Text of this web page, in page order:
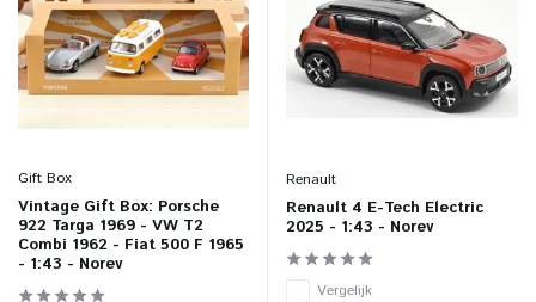
Gift Box
Vintage Gift Box: Porsche
922 Targa 1969 - VW T2
Combi 1962 - Fiat 500 F 1965
- 1:43 - Norev
Renault
Renault 4 E-Tech Electric
2025 - 1:43 - Norev
Vergelijk